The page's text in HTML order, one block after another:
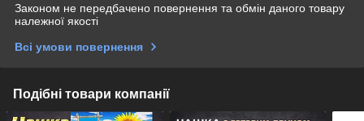
Законом не передбачено повернення та обмін даного товару
належної якості
Всі умови повернення
Подібні товари компанії